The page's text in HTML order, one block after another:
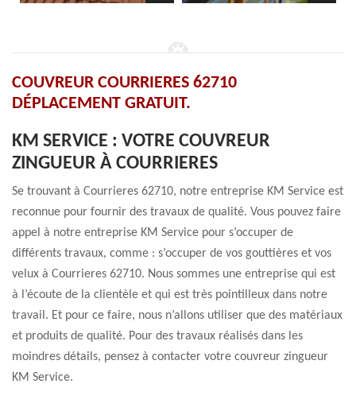
COUVREUR COURRIERES 62710
DÉPLACEMENT GRATUIT.
KM SERVICE : VOTRE COUVREUR
ZINGUEUR À COURRIERES
Se trouvant à Courrieres 62710, notre entreprise KM Service est
reconnue pour fournir des travaux de qualité. Vous pouvez faire
appel à notre entreprise KM Service pour s’occuper de
différents travaux, comme : s’occuper de vos gouttières et vos
velux à Courrieres 62710. Nous sommes une entreprise qui est
à l’écoute de la clientèle et qui est très pointilleux dans notre
travail. Et pour ce faire, nous n’allons utiliser que des matériaux
et produits de qualité. Pour des travaux réalisés dans les
moindres détails, pensez à contacter votre couvreur zingueur
KM Service.